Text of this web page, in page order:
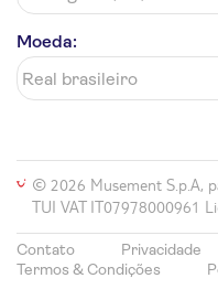
Moeda:
© 2026 Musement S.p.A,
TUI VAT IT07978000961
Contato Privacidade
Termos & Condições